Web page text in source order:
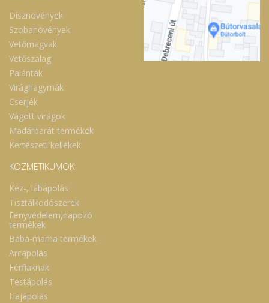
Dísznövények
Szobanövények
Vetőmagvak
Vetőszalag
Palánták
Virághagymák
Cserjék
Vágott virágok
Madárbarát termékek
Kertészeti kellékek
KOZMETIKUMOK
Kéz-, lábápolás
Tisztálkodószerek
Fényvédelem,napozó
termékek
Baba-mama termékek
Arcápolás
Férfiaknak
Testápolás
Hajápolás